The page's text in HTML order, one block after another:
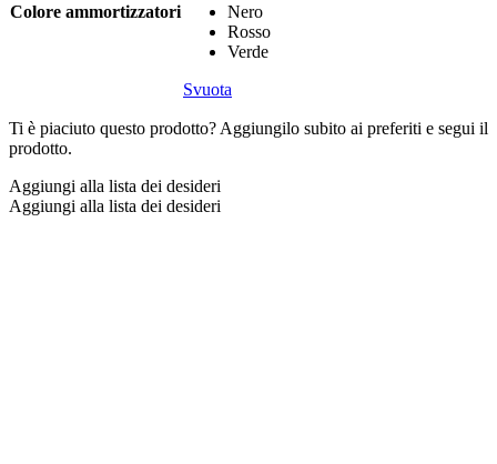
Colore ammortizzatori
Nero
Rosso
Verde
Svuota
Ti è piaciuto questo prodotto? Aggiungilo subito ai preferiti e segui il
prodotto.
Aggiungi alla lista dei desideri
Aggiungi alla lista dei desideri